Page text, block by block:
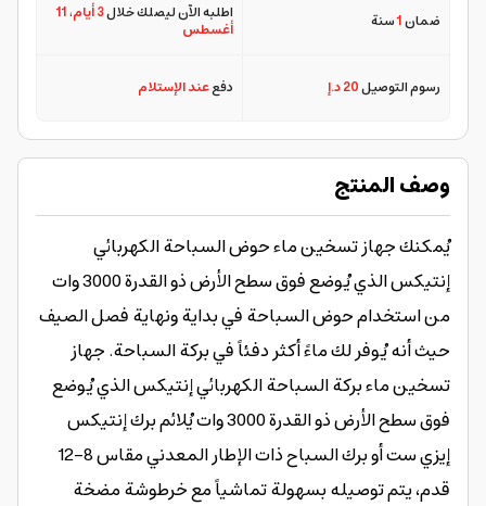
ضمان1سنة اطلبه الآن ليصلك خلال3 أيام ،11
أغسطس
رسوم التوصيل20 د.إ دفععند الإستلام
وصف المنتج
يُمكنك جهاز تسخين ماء حوض السباحة الكهربائي
إنتيكس الذي يُوضع فوق سطح الأرض ذو القدرة 3000 وات
من استخدام حوض السباحة في بداية ونهاية فصل الصيف
حيث أنه يُوفر لك ماءً أكثر دفئاً في بركة السباحة. جهاز
تسخين ماء بركة السباحة الكهربائي إنتيكس الذي يُوضع
فوق سطح الأرض ذو القدرة 3000 وات يُلائم برك إنتيكس
إيزي ست أو برك السباح ذات الإطار المعدني مقاس 8-12
قدم، يتم توصيله بسهولة تماشياً مع خرطوشة مضخة